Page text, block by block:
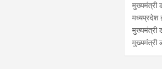
मुख्यमंत्री
मध्यप्रदेश
मुख्यमंत्री
मुख्यमंत्री